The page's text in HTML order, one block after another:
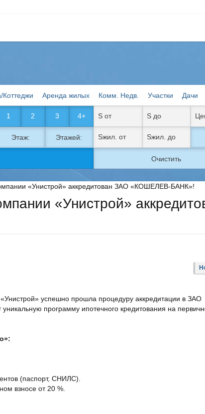
Коттеджи Аренда жилых Комм. Недв. Участки Дачи
1 2 3 4+
Этаж: Этажей:
Очистить
«Унистрой» аккредитован ЗАО «КОШЕЛЕВ-БАНК»!
«Унистрой»
успешно прошла процедуру аккредитации в ЗАО
программу ипотечного кредитования на
(паспорт, СНИЛС).
взносе от 20 %.